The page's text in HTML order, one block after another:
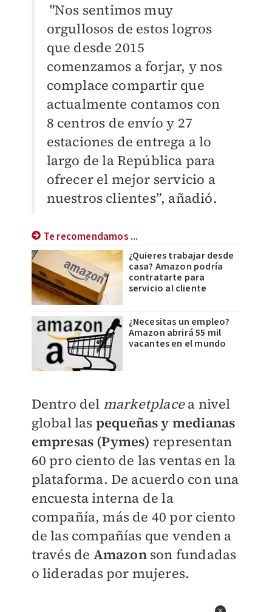
"Nos sentimos muy
orgullosos de estos logros
que desde 2015
comenzamos a forjar, y nos
complace compartir que
actualmente contamos con
8 centros de envío y 27
estaciones de entrega a lo
largo de la República para
ofrecer el mejor servicio a
nuestros clientes”, añadió.
Te recomendamos ...
¿Quieres trabajar desde
casa? Amazon podría
contratarte para
servicio al cliente
¿Necesitas un empleo?
Amazon abrirá 55 mil
vacantes en el mundo
Dentro del marketplacea nivel
global las pequeñas y medianas
empresas (Pymes) representan
60 pro ciento de las ventas en la
plataforma. De acuerdo con una
encuesta interna de la
compañía, más de 40 por ciento
de las compañías que venden a
través de Amazon son fundadas
o lideradas por mujeres.